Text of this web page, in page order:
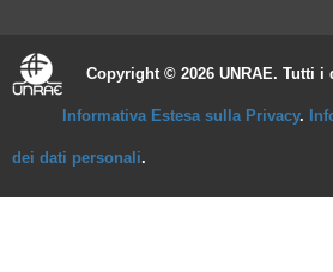
Copyright © 2026 UNRAE. Tutti
Informativa Estesa sulla Privacy.
dei dati personali.